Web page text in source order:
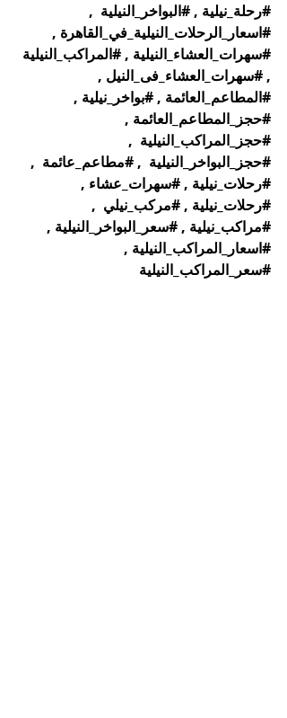
#رحلة_نيلية , #البواخر_النيلية ,
#اسعار_الرحلات_النيلية_في_القاهرة ,
#سهرات_العشاء_النيلية , #المراكب_النيلية
, #سهرات_العشاء_فى_النيل ,
#المطاعم_العائمة , #بواخر_نيلية ,
#حجز_المطاعم_العائمة ,
#حجز_المراكب_النيلية ,
#حجز_البواخر_النيلية , #مطاعم_عائمة ,
#رحلات_نيلية , #سهرات_عشاء ,
#رحلات_نيلية , #مركب_نيلي ,
#مراكب_نيلية , #سعر_البواخر_النيلية ,
#اسعار_المراكب_النيلية ,
#سعر_المراكب_النيلية